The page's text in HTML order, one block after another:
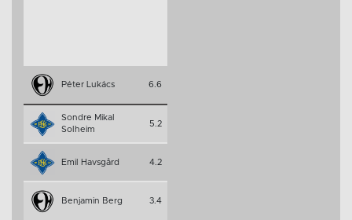
Péter Lukács 6.6
Sondre Mikal
Solheim
5.2
Emil Havsgård 4.2
Benjamin Berg 3.4